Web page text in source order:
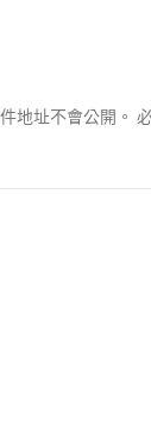
地址不會公開。